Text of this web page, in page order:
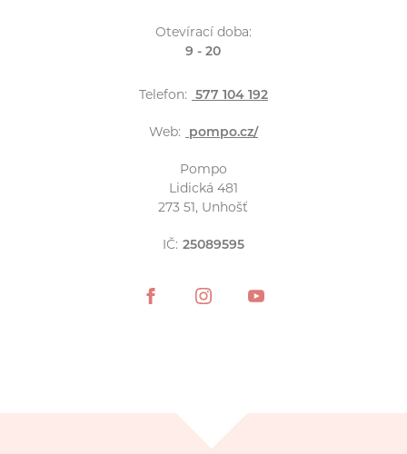
Otevírací doba:
9 - 20
Telefon: 577 104 192
Web: pompo.cz/
Pompo
Lidická 481
273 51, Unhošť
IČ: 25089595